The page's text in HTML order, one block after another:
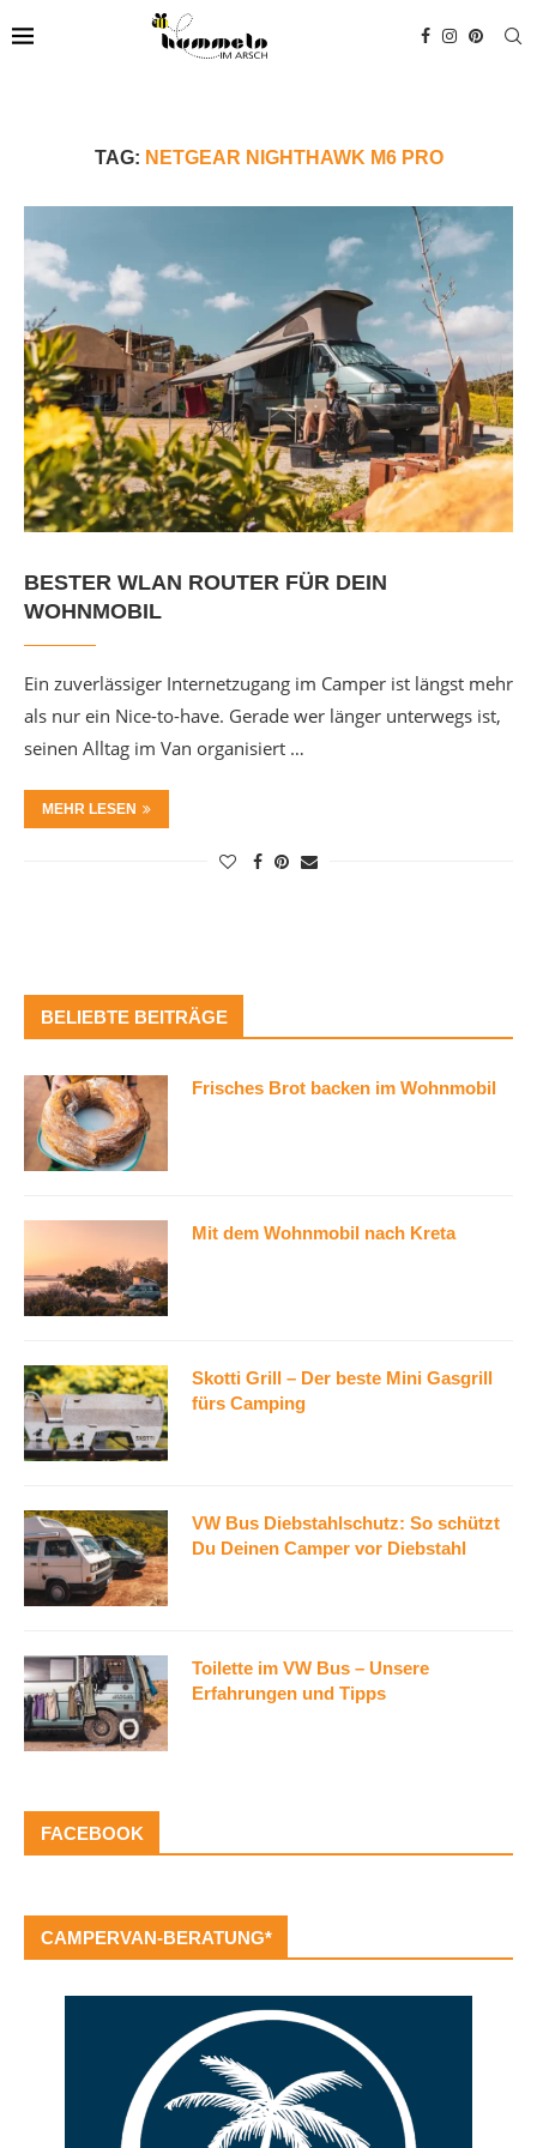
TAG: NETGEAR NIGHTHAWK M6 PRO
BESTER WLAN ROUTER FÜR DEIN
WOHNMOBIL
Ein zuverlässiger Internetzugang im Camper ist längst mehr
als nur ein Nice-to-have. Gerade wer länger unterwegs ist,
seinen Alltag im Van organisiert …
MEHR LESEN
BELIEBTE BEITRÄGE
Frisches Brot backen im Wohnmobil
Mit dem Wohnmobil nach Kreta
Skotti Grill – Der beste Mini Gasgrill
fürs Camping
VW Bus Diebstahlschutz: So schützt
Du Deinen Camper vor Diebstahl
Toilette im VW Bus – Unsere
Erfahrungen und Tipps
FACEBOOK
CAMPERVAN-BERATUNG*